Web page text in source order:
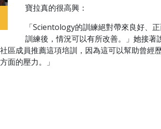
寶拉真的很高興：
「Scientology的訓練絕對帶來良好、
訓練後，情況可以有所改善。」她接著
區成員推薦這項培訓，因為這可以幫助曾經
面的壓力。」